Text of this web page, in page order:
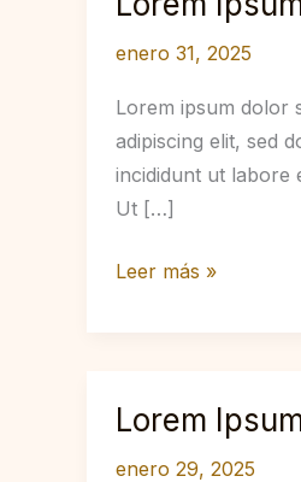
enero 31, 2025
Lorem ipsum dolor
adipiscing elit, sed
incididunt ut labore
Ut […]
Lorem
Leer más »
Lorem
enero 29, 2025